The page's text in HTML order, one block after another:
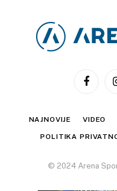
NAJNOVIJE VIDEO
POLITIKA
© 2024 Arena